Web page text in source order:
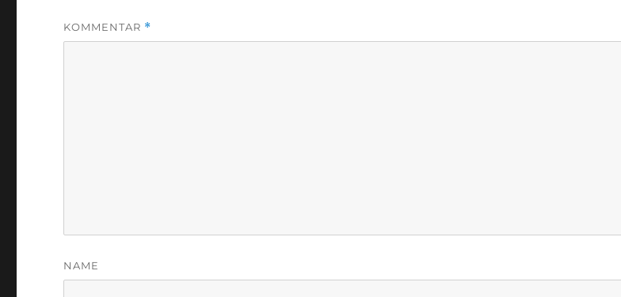
KOMMENTAR *
NAME